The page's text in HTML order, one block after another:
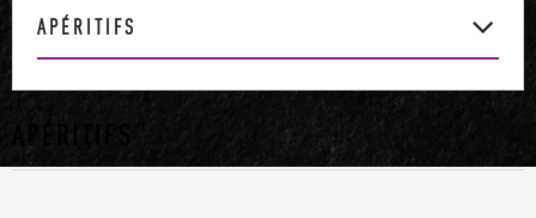
APÉRITIFS
APÉRITIFS